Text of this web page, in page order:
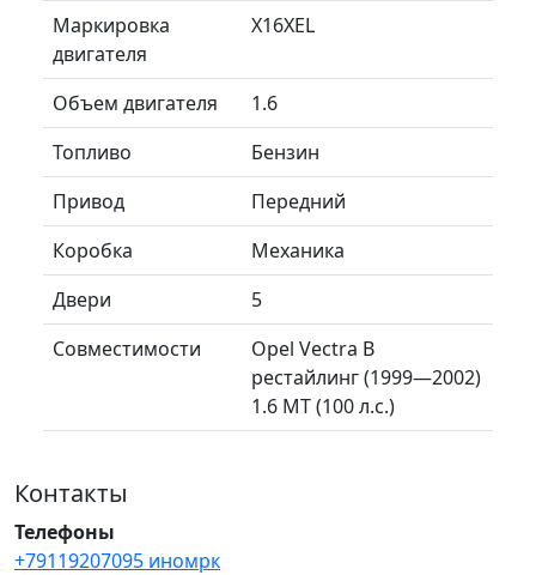
Маркировка
двигателя
X16XEL
Объем двигателя
1.6
Топливо
Бензин
Привод
Передний
Коробка
Механика
Двери
5
Совместимости
Opel Vectra B
рестайлинг (1999—2002)
1.6 MT (100 л.с.)
Контакты
Телефоны
+79119207095 иномрк